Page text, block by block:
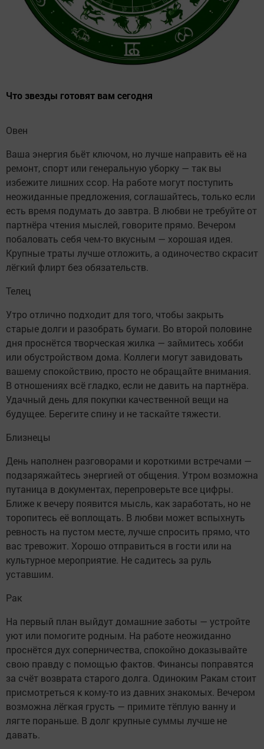
Что звезды готовят вам сегодня
Овен
Ваша энергия бьёт ключом, но лучше направить её на
ремонт, спорт или генеральную уборку — так вы
избежите лишних ссор. На работе могут поступить
неожиданные предложения, соглашайтесь, только если
есть время подумать до завтра. В любви не требуйте от
партнёра чтения мыслей, говорите прямо. Вечером
побаловать себя чем-то вкусным — хорошая идея.
Крупные траты лучше отложить, а одиночество скрасит
лёгкий флирт без обязательств.
Телец
Утро отлично подходит для того, чтобы закрыть
старые долги и разобрать бумаги. Во второй половине
дня проснётся творческая жилка — займитесь хобби
или обустройством дома. Коллеги могут завидовать
вашему спокойствию, просто не обращайте внимания.
В отношениях всё гладко, если не давить на партнёра.
Удачный день для покупки качественной вещи на
будущее. Берегите спину и не таскайте тяжести.
Близнецы
День наполнен разговорами и короткими встречами —
подзаряжайтесь энергией от общения. Утром возможна
путаница в документах, перепроверьте все цифры.
Ближе к вечеру появится мысль, как заработать, но не
торопитесь её воплощать. В любви может вспыхнуть
ревность на пустом месте, лучше спросить прямо, что
вас тревожит. Хорошо отправиться в гости или на
культурное мероприятие. Не садитесь за руль
уставшим.
Рак
На первый план выйдут домашние заботы — устройте
уют или помогите родным. На работе неожиданно
проснётся дух соперничества, спокойно доказывайте
свою правду с помощью фактов. Финансы поправятся
за счёт возврата старого долга. Одиноким Ракам стоит
присмотреться к кому-то из давних знакомых. Вечером
возможна лёгкая грусть — примите тёплую ванну и
лягте пораньше. В долг крупные суммы лучше не
давать.